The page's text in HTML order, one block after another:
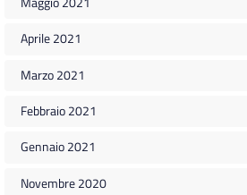
Aprile 2021
Marzo 2021
Febbraio 2021
Gennaio 2021
Novembre 2020